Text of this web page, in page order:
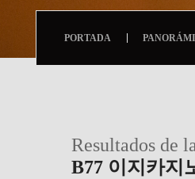
PORTADA
Resultados de
B77 이지카지